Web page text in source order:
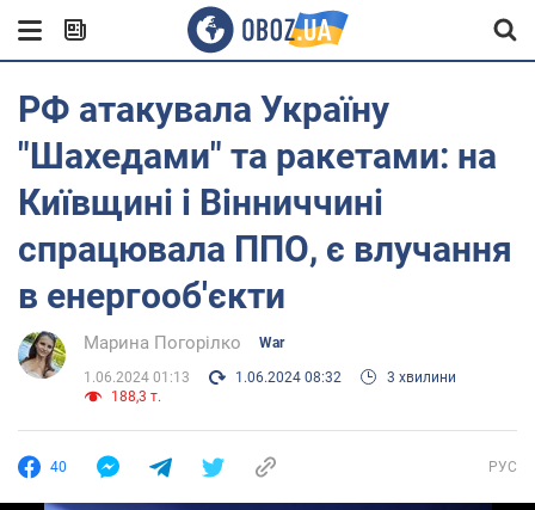
РФ атакувала Україну
"Шахедами" та ракетами: на
Київщині і Вінниччині
спрацювала ППО, є влучання
в енергооб'єкти
Марина Погорілко War
1.06.2024 01:13 1.06.2024 08:32
3 хвилини
188,3 т.
40 РУС